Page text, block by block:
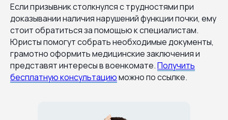
Если призывник столкнулся с трудностями при
доказывании наличия нарушений функции почки, ему
стоит обратиться за помощью к специалистам.
Юристы помогут собрать необходимые документы,
грамотно оформить медицинские заключения и
представят интересы в военкомате.Получить
бесплатную консультациюможно по ссылке.